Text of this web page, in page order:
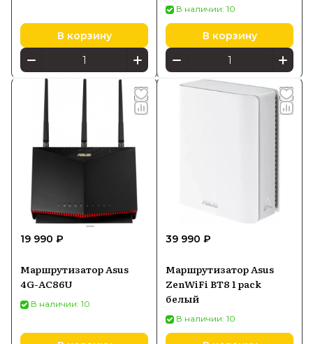
В корзину
В наличии: 10
В корзину
19 990 ₽
Маршрутизатор Asus
4G-AC86U
В наличии: 10
39 990 ₽
Маршрутизатор Asus
ZenWiFi BT8 1 pack
белый
В наличии: 10